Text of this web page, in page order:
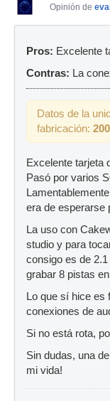
Opinión de
Pros: Excelente
Contras: La
Datos de la
fabricación:
Excelente tarjeta
Pasó por varios
era de esperarse
La uso con
studio y para
consigo es de
grabar 8 pistas
Lo que sí hice es
conexiones de
Si no está rota,
Sin dudas, una
mi vida!